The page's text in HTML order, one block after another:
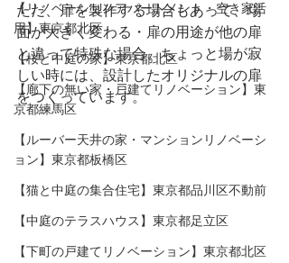
【リノベーションアパートメント・空き家活
用】東京都北区
【桜と中庭の家】東京都北区
【廊下の無い家・戸建てリノベーション】東
京都練馬区
【ルーバー天井の家・マンションリノベーシ
ョン】東京都板橋区
【猫と中庭の集合住宅】東京都品川区不動前
【中庭のテラスハウス】東京都足立区
【下町の戸建てリノベーション】東京都北区
ただ、扉を製作する場合もあって、場
面が大きく変わる・扉の用途が他の扉
と違って特殊な場合、ちょっと場が寂
しい時には、設計したオリジナルの扉
をつくっています。